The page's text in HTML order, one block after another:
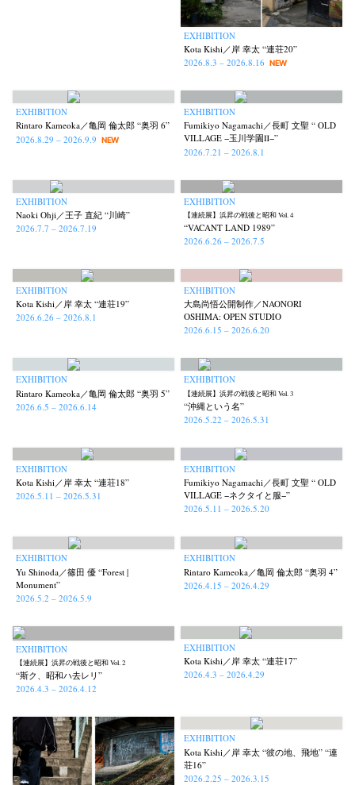
EXHIBITION
Kota Kishi／岸 幸太 “連荘20”
2026.8.3 – 2026.8.16 NEW
EXHIBITION
Rintaro Kameoka／亀岡 倫太郎 “奥羽 6”
2026.8.29 – 2026.9.9
NEW
EXHIBITION
Fumikiyo Nagamachi／長町 文聖 “ OLD
VILLAGE −玉川学園Ⅱ−”
2026.7.21 – 2026.8.1
EXHIBITION
Naoki Ohji／王子 直紀 “川崎”
2026.7.7 – 2026.7.19
EXHIBITION
【連続展】浜昇の戦後と昭和 Vol. 4
“VACANT LAND 1989”
2026.6.26 – 2026.7.5
EXHIBITION
Kota Kishi／岸 幸太 “連荘19”
2026.6.26 – 2026.8.1
EXHIBITION
大島尚悟公開制作／NAONORI
OSHIMA: OPEN STUDIO
2026.6.15 – 2026.6.20
EXHIBITION
Rintaro Kameoka／亀岡 倫太郎 “奥羽 5”
2026.6.5 – 2026.6.14
EXHIBITION
【連続展】浜昇の戦後と昭和 Vol. 3
“沖縄という名”
2026.5.22 – 2026.5.31
EXHIBITION
Kota Kishi／岸 幸太 “連荘18”
2026.5.11 – 2026.5.31
EXHIBITION
Fumikiyo Nagamachi／長町 文聖 “ OLD
VILLAGE −ネクタイと服−”
2026.5.11 – 2026.5.20
EXHIBITION
Yu Shinoda／篠田 優 “Forest |
Monument”
2026.5.2 – 2026.5.9
EXHIBITION
Rintaro Kameoka／亀岡 倫太郎 “奥羽 4”
2026.4.15 – 2026.4.29
EXHIBITION
【連続展】浜昇の戦後と昭和 Vol. 2
“斯ク、昭和ハ去レリ”
2026.4.3 – 2026.4.12
EXHIBITION
Kota Kishi／岸 幸太 “連荘17”
2026.4.3 – 2026.4.29
EXHIBITION
Kota Kishi／岸 幸太 “彼の地、飛地” “連
荘16”
2026.2.25 – 2026.3.15